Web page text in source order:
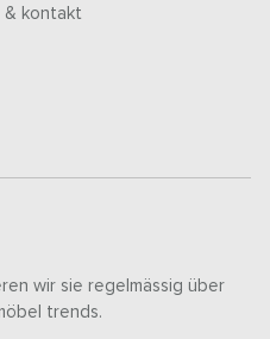
& kontakt
wir sie regelmässig über
trends.